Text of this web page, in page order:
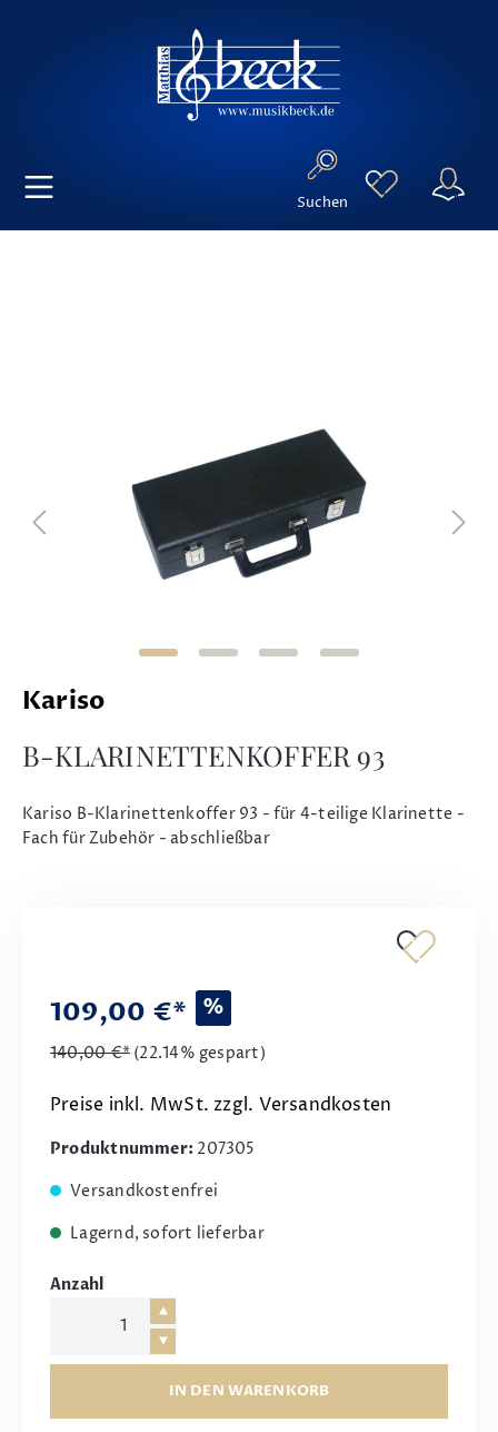
Suchen
Kariso
B-KLARINETTENKOFFER 93
Kariso B-Klarinettenkoffer 93 - für 4-teilige Klarinette -
Fach für Zubehör - abschließbar
109,00 €* %
140,00 €* (22.14% gespart)
Preise inkl. MwSt. zzgl. Versandkosten
Produktnummer: 207305
Versandkostenfrei
Lagernd, sofort lieferbar
Anzahl
IN DEN WARENKORB